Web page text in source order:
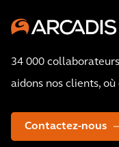
34 000
aidons nos clients,
Contactez-nous